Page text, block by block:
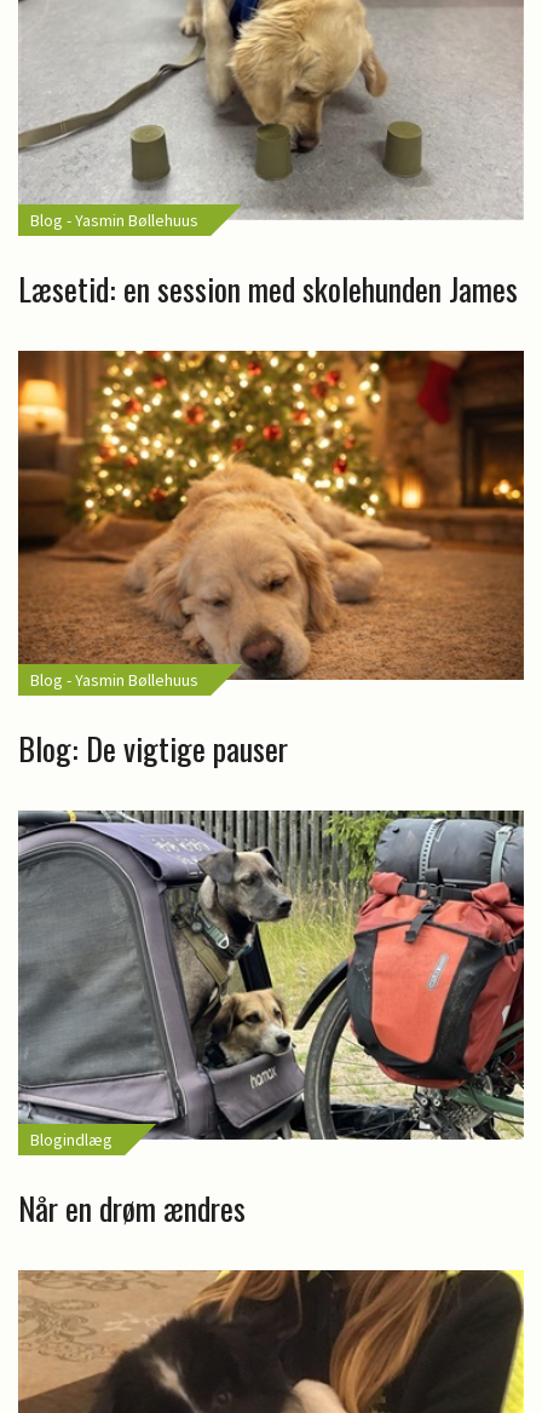
Blog - Yasmin Bøllehuus
Læsetid: en session med skolehunden James
Blog - Yasmin Bøllehuus
Blog: De vigtige pauser
Blogindlæg
Når en drøm ændres